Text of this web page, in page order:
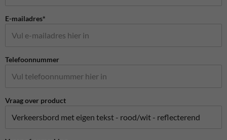
E-mailadres*
Telefoonnummer
Vraag over product